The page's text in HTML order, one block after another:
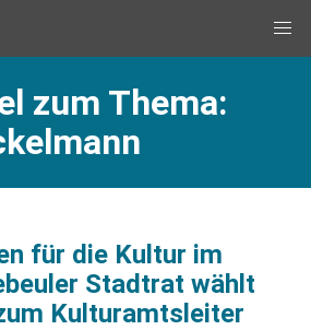
zum Thema:
für die Kultur im
Stadtrat wählt
Kulturamtsleiter